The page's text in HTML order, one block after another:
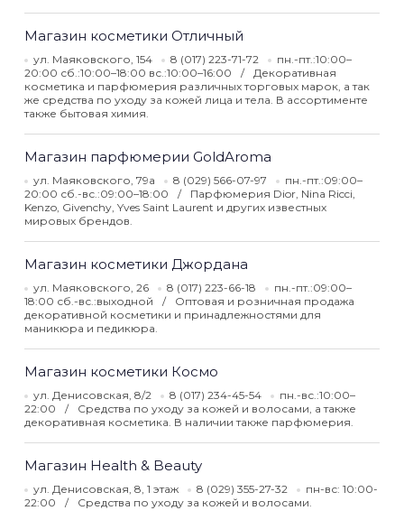
Магазин косметики Отличный
ул. Маяковского, 154 8 (017) 223-71-72
пн.-пт.:10:00–
20:00 сб.:10:00–18:00 вс.:10:00–16:00
Декоративная
косметика и парфюмерия различных торговых марок, а так
же средства по уходу за кожей лица и тела. В ассортименте
также бытовая химия.
Магазин парфюмерии GoldAroma
ул. Маяковского, 79а 8 (029) 566-07-97
пн.-пт.:09:00–
20:00 сб.-вс.:09:00–18:00
Парфюмерия Dior, Nina Ricci,
Kenzo, Givenchy, Yves Saint Laurent и других известных
мировых брендов.
Магазин косметики Джордана
ул. Маяковского, 26 8 (017) 223-66-18
пн.-пт.:09:00–
18:00 сб.-вс.:выходной
Оптовая и розничная продажа
декоративной косметики и принадлежностями для
маникюра и педикюра.
Магазин косметики Космо
ул. Денисовская, 8/2 8 (017) 234-45-54
пн.-вс.:10:00–
22:00
Средства по уходу за кожей и волосами, а также
декоративная косметика. В наличии также парфюмерия.
Магазин Health & Beauty
ул. Денисовская, 8, 1 этаж 8 (029) 355-27-32
пн-вс: 10:00-
22:00
Средства по уходу за кожей и волосами.